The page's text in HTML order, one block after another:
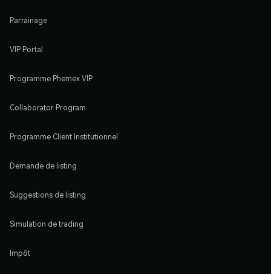
Parrainage
VIP Portal
Programme Phemex VIP
Collaborator Program
Programme Client Institutionnel
Demande de listing
Suggestions de listing
Simulation de trading
Impôt